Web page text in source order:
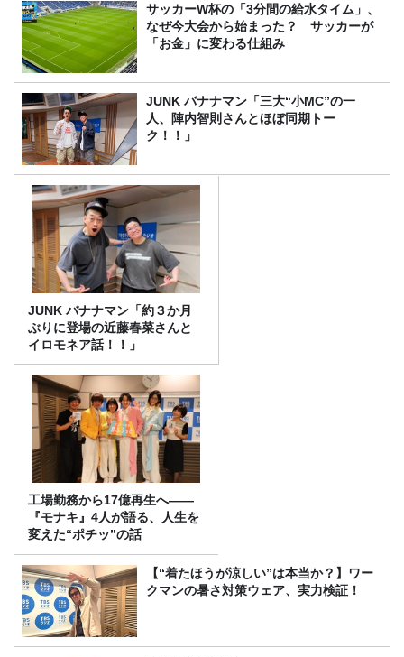
サッカーW杯の「3分間の給水タイム」、
なぜ今大会から始まった？ サッカーが
「お金」に変わる仕組み
JUNK バナナマン「三大“小MC”の一
人、陣内智則さんとほぼ同期トー
ク！！」
JUNK バナナマン「約３か月
ぶりに登場の近藤春菜さんと
イロモネア話！！」
工場勤務から17億再生へ——
『モナキ』4人が語る、人生を
変えた“ポチッ”の話
【“着たほうが涼しい”は本当か？】ワー
クマンの暑さ対策ウェア、実力検証！